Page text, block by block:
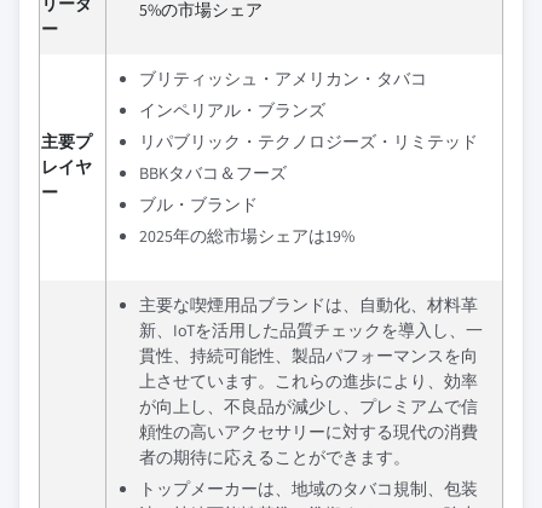
ー
5%の市場シェア
主要プ
レイヤ
ー
ブリティッシュ・アメリカン・タバコ
インペリアル・ブランズ
リパブリック・テクノロジーズ・リミテッド
BBKタバコ＆フーズ
ブル・ブランド
2025年の総市場シェアは19%
主要な喫煙用品ブランドは、自動化、材料革
新、IoTを活用した品質チェックを導入し、一
貫性、持続可能性、製品パフォーマンスを向
上させています。これらの進歩により、効率
が向上し、不良品が減少し、プレミアムで信
頼性の高いアクセサリーに対する現代の消費
者の期待に応えることができます。
トップメーカーは、地域のタバコ規制、包装